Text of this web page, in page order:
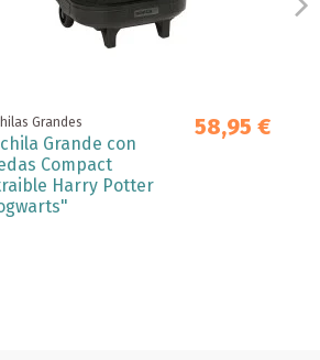
Grandes
Grande con
Compact
Harry Potter
58,95 €